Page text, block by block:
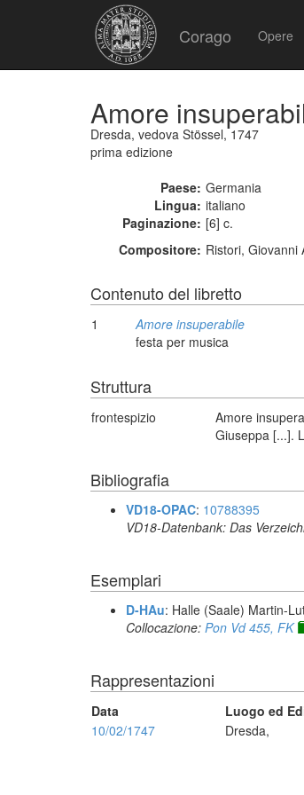
Corago Opere
Amore
Dresda, vedova Stössel, 1747
prima edizione
Paese: Germania
Lingua: italiano
Paginazione: [6] c.
Compositore: Ristori, Giovanni
Contenuto del libretto
1
Amore insuperabile
festa per musica
Struttura
frontespizio
Amore
Giuseppa [...].
Bibliografia
VD18-OPAC: 10788395
VD18-Datenbank: Das
Esemplari
D-HAu: Halle (Saale) Martin-
Collocazione: Pon Vd 455, FK
Rappresentazioni
Data Luogo ed
10/02/1747
Dresda,